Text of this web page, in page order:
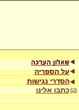
על הספריה
הסדרי נגישות
כתבו אלינו